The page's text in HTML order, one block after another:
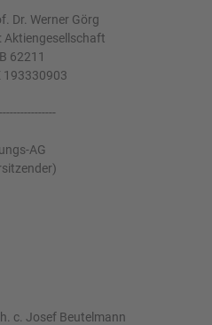
Dr. Werner Görg
Aktiengesellschaft
62211
193330903
AG
c. Josef Beutelmann